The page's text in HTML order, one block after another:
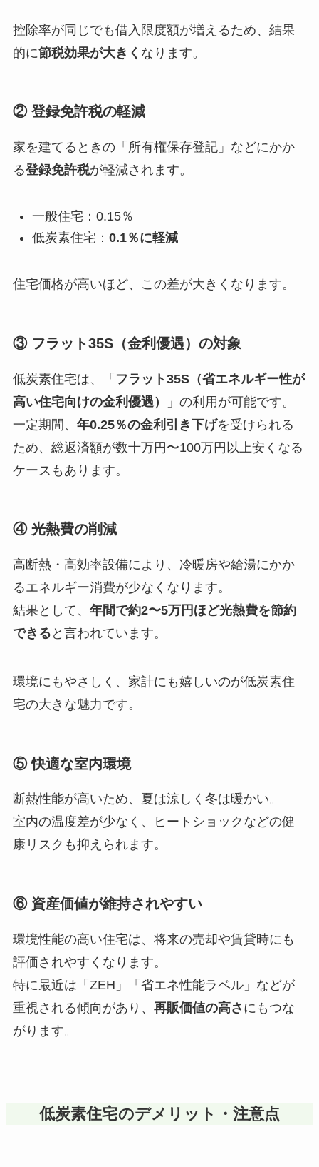
控除率が同じでも借入限度額が増えるため、結果
的に節税効果が大きく なります。
② 登録免許税の軽減
家を建てるときの「所有権保存登記」などにかか
る登録免許税が軽減されます。
一般住宅：0.15％
低炭素住宅： 0.1％に軽減
住宅価格が高いほど、この差が大きくなります。
③ フラット35S（金利優遇）の対象
低炭素住宅は、「 フラット35S（省エネルギー性が
高い住宅向けの金利優遇）
」の利用が可能です。
一定期間、 年0.25％の金利引き下げを受けられる
ため、総返済額が数十万円〜100万円以上安くなる
ケースもあります。
④ 光熱費の削減
高断熱・高効率設備により、冷暖房や給湯にかか
るエネルギー消費が少なくなります。
結果として、 年間で約2〜5万円ほど光熱費を節約
できる と言われています。
環境にもやさしく、家計にも嬉しいのが低炭素住
宅の大きな魅力です。
⑤ 快適な室内環境
断熱性能が高いため、夏は涼しく冬は暖かい。
室内の温度差が少なく、ヒートショックなどの健
康リスクも抑えられます。
⑥ 資産価値が維持されやすい
環境性能の高い住宅は、将来の売却や賃貸時にも
評価されやすくなります。
特に最近は「ZEH」「省エネ性能ラベル」などが
重視される傾向があり、 再販価値の高さ にもつな
がります。
低炭素住宅のデメリット・注意点